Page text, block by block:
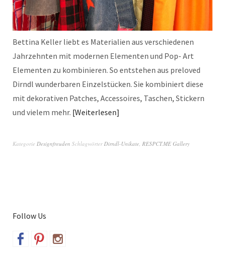
Bettina Keller liebt es Materialien aus verschiedenen
Jahrzehnten mit modernen Elementen und Pop- Art
Elementen zu kombinieren. So entstehen aus preloved
Dirndl wunderbaren Einzelstücken. Sie kombiniert diese
mit dekorativen Patches, Accessoires, Taschen, Stickern
und vielem mehr. Weiterlesen
Kategorie Designfreuden SchlagwörterDirndl-Unikate, RESPCT.ME Gallery
Follow Us